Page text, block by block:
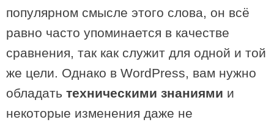
популярном смысле этого слова, он всё
равно часто упоминается в качестве
сравнения, так как служит для одной и той
же цели. Однако в WordPress, вам нужно
обладать техническими знаниями и
некоторые изменения даже не